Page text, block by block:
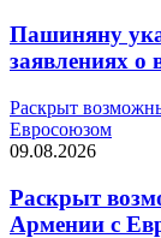
Пашиняну
заявлениях о
Раскрыт
Евросоюзом
09.08.2026
Раскрыт
Армении с